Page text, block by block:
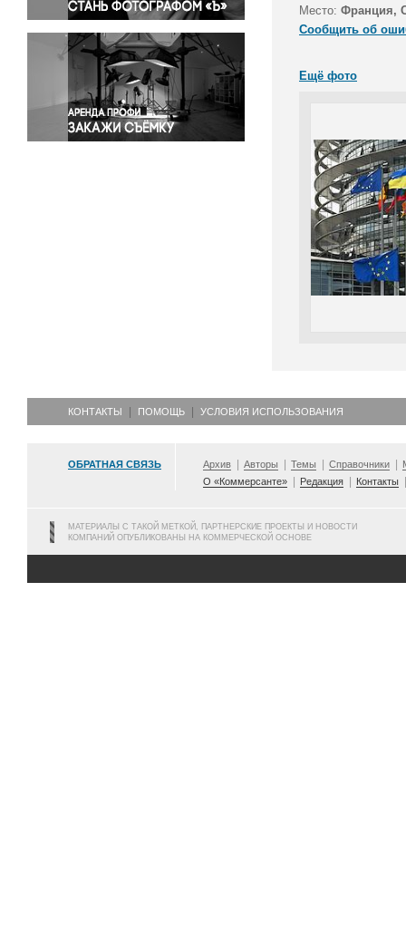
Религия
Светская жизнь
Спорт
Экология
Экономика и бизнес
Место: Франция,
Сообщить об
Ещё фото
КОНТАКТЫ ПОМОЩЬ УСЛОВИЯ ИСПОЛЬЗОВАНИЯ
ОБРАТНАЯ СВЯЗЬ Архив Авторы Темы Справочники
О «Коммерсанте»
Редакция Контакты
МАТЕРИАЛЫ С ТАКОЙ МЕТКОЙ, ПАРТНЕРСКИЕ ПРОЕКТЫ И НОВОСТИ
КОМПАНИЙ ОПУБЛИКОВАНЫ НА КОММЕРЧЕСКОЙ ОСНОВЕ